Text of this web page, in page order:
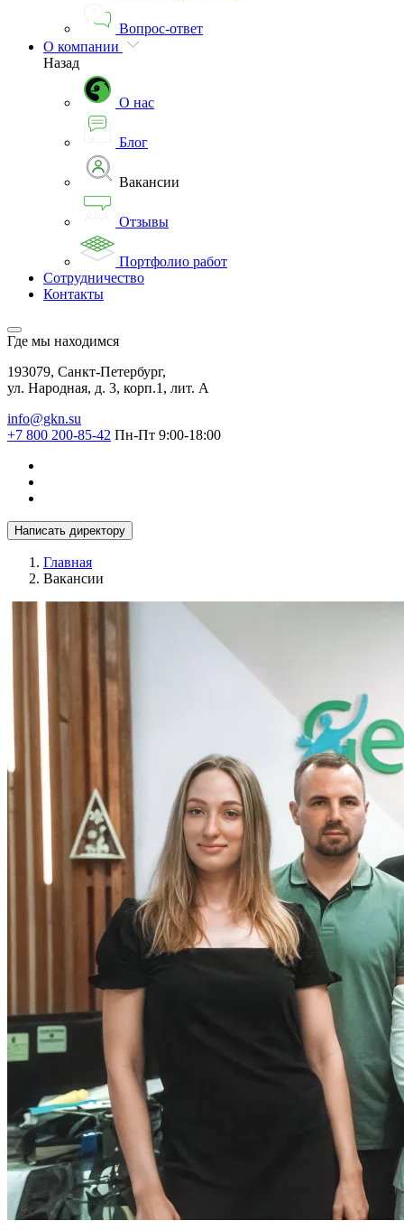
Вопрос-ответ
О компании
Назад
О нас
Блог
Вакансии
Отзывы
Портфолио работ
Сотрудничество
Контакты
Где мы находимся
193079, Санкт-Петербург,
ул. Народная, д. 3, корп.1, лит. А
info@gkn.su
+7 800 200-85-42 Пн-Пт 9:00-18:00
Написать директору
Главная
Вакансии